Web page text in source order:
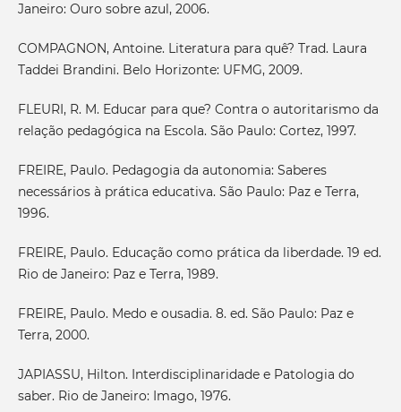
Janeiro: Ouro sobre azul, 2006.
COMPAGNON, Antoine. Literatura para quê? Trad. Laura
Taddei Brandini. Belo Horizonte: UFMG, 2009.
FLEURI, R. M. Educar para que? Contra o autoritarismo da
relação pedagógica na Escola. São Paulo: Cortez, 1997.
FREIRE, Paulo. Pedagogia da autonomia: Saberes
necessários à prática educativa. São Paulo: Paz e Terra,
1996.
FREIRE, Paulo. Educação como prática da liberdade. 19 ed.
Rio de Janeiro: Paz e Terra, 1989.
FREIRE, Paulo. Medo e ousadia. 8. ed. São Paulo: Paz e
Terra, 2000.
JAPIASSU, Hilton. Interdisciplinaridade e Patologia do
saber. Rio de Janeiro: Imago, 1976.